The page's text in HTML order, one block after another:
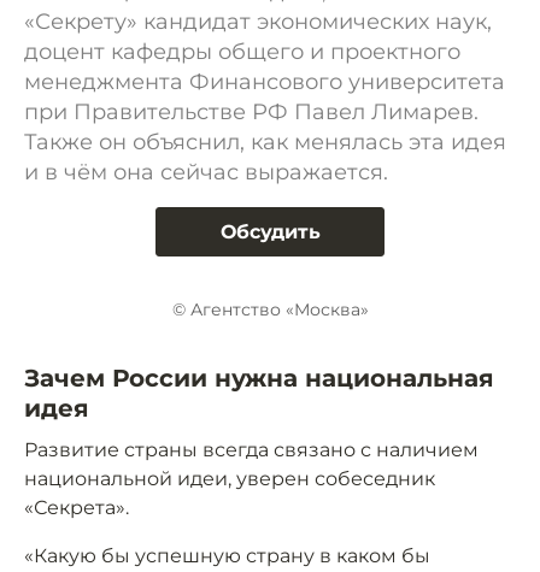
«Секрету» кандидат экономических наук,
доцент кафедры общего и проектного
менеджмента Финансового университета
при Правительстве РФ Павел Лимарев.
Также он объяснил, как менялась эта идея
и в чём она сейчас выражается.
Обсудить
© Агентство «Москва»
Зачем России нужна национальная
идея
Развитие страны всегда связано с наличием
национальной идеи, уверен собеседник
«Секрета».
«Какую бы успешную страну в каком бы